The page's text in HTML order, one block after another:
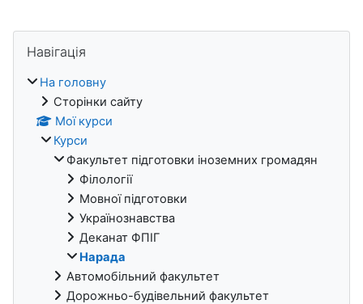
Блоки
Навігація
На головну
Сторінки сайту
Мої курси
Курси
Факультет підготовки іноземних громадян
Філології
Мовної підготовки
Українознавства
Деканат ФПІГ
Нарада
Автомобільний факультет
Дорожньо-будівельний факультет